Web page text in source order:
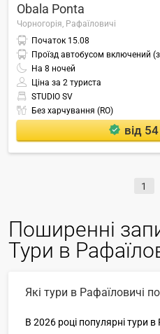
Obala Ponta
Чорногорія, Рафаїловичі
Початок 15.08
Проїзд автобусом включений
На 8 ночей
Ціна за 2 туриста
STUDIO SV
Без харчування (RO)
від
1
Поширенні
Тури в
Які тури в Рафаїловичі
В 2026 році популярні тури в